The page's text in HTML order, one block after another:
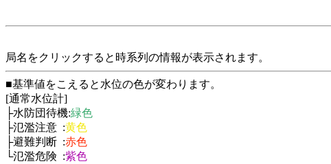
局名をクリックすると時系列の情報が表示されます。
■基準値をこえると水位の色が変わります。
[通常水位計]
├水防団待機:緑色
├氾濫注意 :黄色
├避難判断 :赤色
└氾濫危険 :紫色